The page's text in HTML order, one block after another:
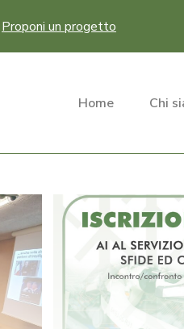
Proponi un progetto
Home Chi